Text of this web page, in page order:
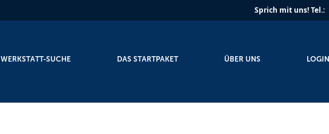
Sprich mit uns!Tel.:
WERKSTATT-SUCHE DAS STARTPAKET ÜBER UNS LOGIN